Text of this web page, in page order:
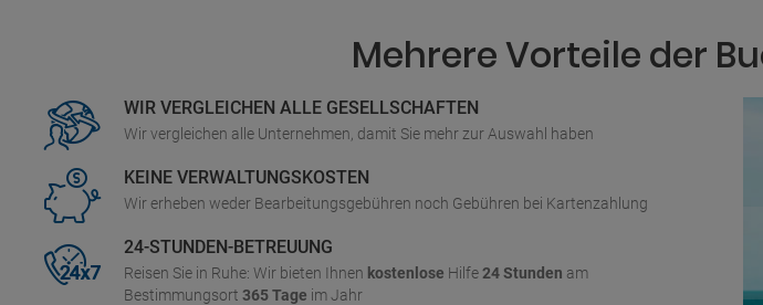
Mehrere Vorteile der
WIR VERGLEICHEN ALLE GESELLSCHAFTEN
Wir vergleichen alle Unternehmen, damit Sie mehr zur Auswahl haben
KEINE VERWALTUNGSKOSTEN
Wir erheben weder Bearbeitungsgebühren noch Gebühren bei Kartenzahlung
24-STUNDEN-BETREUUNG
Reisen Sie in Ruhe: Wir bieten Ihnen kostenlose Hilfe24 Stunden am
Bestimmungsort 365 Tage im Jahr